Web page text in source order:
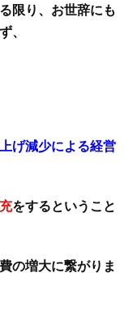
限り、お世辞にも
、
げ減少による経営
をするということ
の増大に繋がりま